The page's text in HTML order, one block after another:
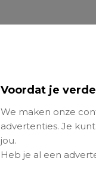
Voordat je
We maken onze
advertenties. Je
jou.
Heb je al een